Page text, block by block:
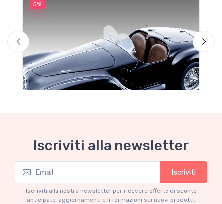
5%
Auto Avio Costruzioni 815 – 1940 Gloss
Black
Iscriviti alla newsletter
Iscriviti
Iscriviti alla nostra newsletter per ricevere offerte di sconto
anticipate, aggiornamenti e informazioni sui nuovi prodotti.